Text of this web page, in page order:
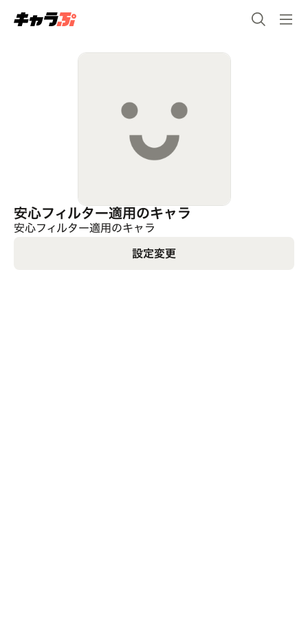
安心フィルター適用のキャラ
安心フィルター適用のキャラ
設定変更